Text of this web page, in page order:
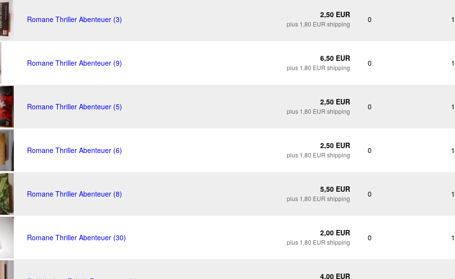
Romane Thriller Abenteuer (3) 2,50 EUR
plus 1,80 EUR shipping 0
Romane Thriller Abenteuer (9) 6,50 EUR
plus 1,80 EUR shipping 0
Romane Thriller Abenteuer (5) 2,50 EUR
plus 1,80 EUR shipping 0
Romane Thriller Abenteuer (6) 2,50 EUR
plus 1,80 EUR shipping 0
Romane Thriller Abenteuer (8) 5,50 EUR
plus 1,80 EUR shipping 0
Romane Thriller Abenteuer (30) 2,00 EUR
plus 1,80 EUR shipping 0
4,00 EUR